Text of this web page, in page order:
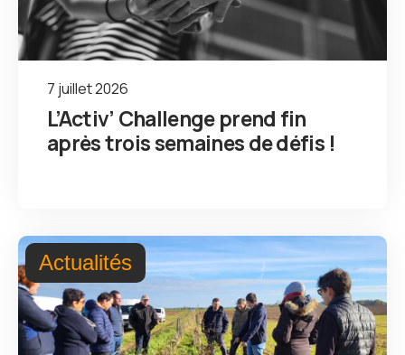
7 juillet 2026
L’Activ’ Challenge prend fin
après trois semaines de défis !
Actualités